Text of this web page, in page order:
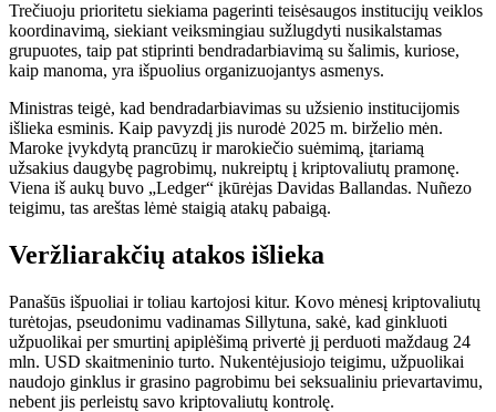
Trečiuoju prioritetu siekiama pagerinti teisėsaugos institucijų veiklos
koordinavimą, siekiant veiksmingiau sužlugdyti nusikalstamas
grupuotes, taip pat stiprinti bendradarbiavimą su šalimis, kuriose,
kaip manoma, yra išpuolius organizuojantys asmenys.
Ministras teigė, kad bendradarbiavimas su užsienio institucijomis
išlieka esminis. Kaip pavyzdį jis nurodė 2025 m. birželio mėn.
Maroke įvykdytą prancūzų ir marokiečio suėmimą, įtariamą
užsakius daugybę pagrobimų, nukreiptų į kriptovaliutų pramonę.
Viena iš aukų buvo „Ledger“ įkūrėjas Davidas Ballandas. Nuñezo
teigimu, tas areštas lėmė staigią atakų pabaigą.
Veržliarakčių atakos išlieka
Panašūs išpuoliai ir toliau kartojosi kitur. Kovo mėnesį kriptovaliutų
turėtojas, pseudonimu vadinamas Sillytuna, sakė, kad ginkluoti
užpuolikai per smurtinį apiplėšimą privertė jį perduoti maždaug 24
mln. USD skaitmeninio turto. Nukentėjusiojo teigimu, užpuolikai
naudojo ginklus ir grasino pagrobimu bei seksualiniu prievartavimu,
nebent jis perleistų savo kriptovaliutų kontrolę.